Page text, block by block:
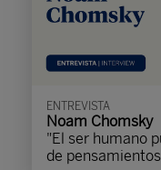
ENTREVISTA
Noam Chomsky
"El ser humano
de